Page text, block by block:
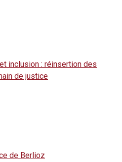
inclusion : réinsertion des
de justice
de Berlioz